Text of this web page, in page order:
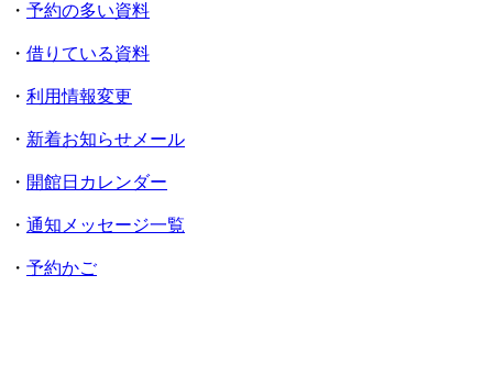
・ 予約の多い資料
・ 借りている資料
・ 利用情報変更
・ 新着お知らせメール
・ 開館日カレンダー
・ 通知メッセージ一覧
・ 予約かご